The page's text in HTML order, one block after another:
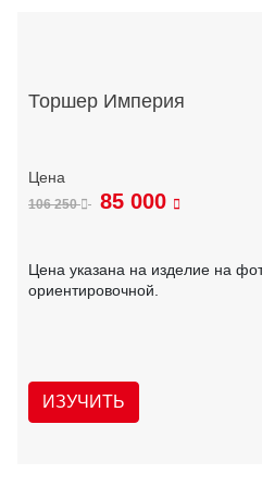
Торшер Империя
106 250 85 000
Цена указана на изделие на
ориентировочной.
ИЗУЧИТЬ